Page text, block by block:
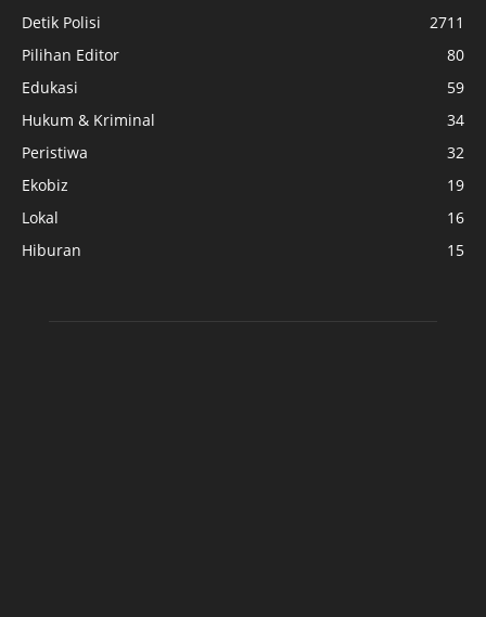
Detik Polisi
2711
Pilihan Editor
80
Edukasi
59
Hukum & Kriminal
34
Peristiwa
32
Ekobiz
19
Lokal
16
Hiburan
15